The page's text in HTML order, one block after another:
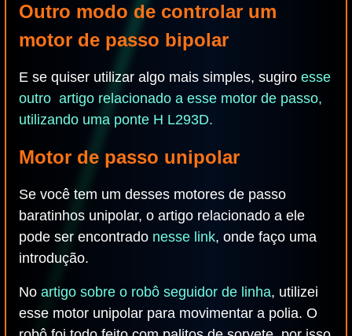
Outro modo de controlar um
motor de passo bipolar
E se quiser utilizar algo mais simples, sugiro esse
outro artigo relacionado a esse motor de passo,
utilizando uma ponte H L293D.
Motor de passo unipolar
Se você tem um desses motores de passo
baratinhos unipolar, o artigo relacionado a ele
pode ser encontrado nesse link, onde faço uma
introdução.
No artigo sobre o robô seguidor de linha, utilizei
esse motor unipolar para movimentar a polia. O